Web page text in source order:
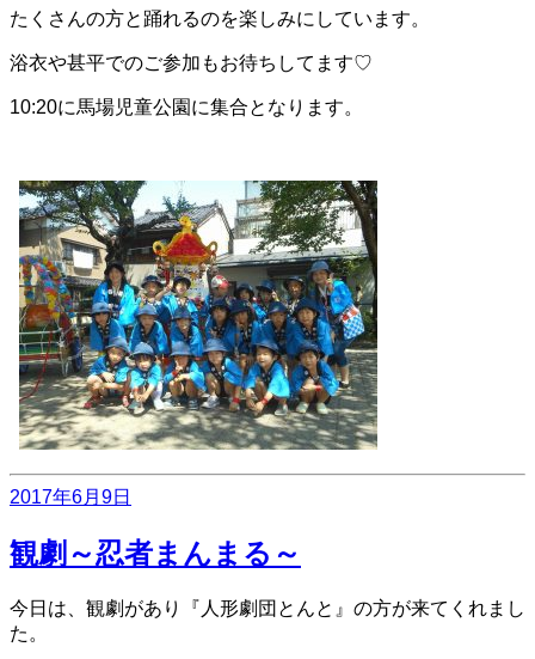
たくさんの方と踊れるのを楽しみにしています。
浴衣や甚平でのご参加もお待ちしてます♡
10:20に馬場児童公園に集合となります。
投
日:
2017年6月9日
観劇～忍者まんまる～
今日は、観劇があり『人形劇団とんと』の方が来てくれまし
た。